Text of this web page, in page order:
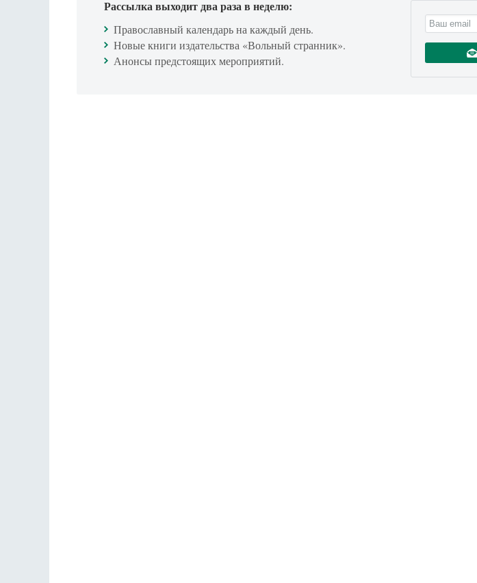
Рассылка выходит два раза в неделю:
Православный календарь на каждый день.
Новые книги издательства «Вольный странник».
Анонсы предстоящих мероприятий.